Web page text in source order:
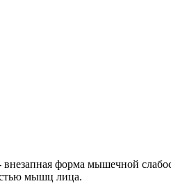
форма мышечной
мышц лица.